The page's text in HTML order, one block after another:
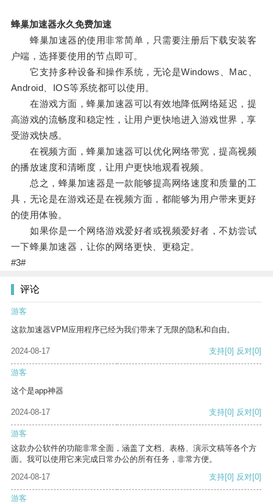
蜂巢加速器永久免费加速
蜂巢加速器的使用非常简单，只需要注册后下载安装客
户端，选择要使用的节点即可。
它支持多种设备和操作系统，无论是Windows、Mac、
Android、IOS等系统都可以使用。
在游戏方面，蜂巢加速器可以有效地降低网络延迟，提
高游戏的流畅度和稳定性，让用户更快地进入游戏世界，享
受游戏快感。
在视频方面，蜂巢加速器可以优化网络带宽，提高视频
的播放速度和清晰度，让用户更快地观看视频。
总之，蜂巢加速器是一款能够提高网络速度和质量的工
具，无论是在游戏还是在视频方面，都能够为用户带来更好
的使用体验。
如果你是一个网络游戏爱好者或视频爱好者，不妨尝试
一下蜂巢加速器，让你的网络更快、更稳定。
#3#
评论
游客
这款加速器VPM应用程序已经为我们带来了无限的隐私和自由。
2024-08-17 支持[0] 反对[0]
游客
这个是app神器
2024-08-17 支持[0] 反对[0]
游客
这款办公软件的功能非常全面，涵盖了文档、表格、演示文稿等各个方
面。我可以使用它来完成日常办公的所有任务，非常方便。
2024-08-17
支持[0] 反对[0]
游客